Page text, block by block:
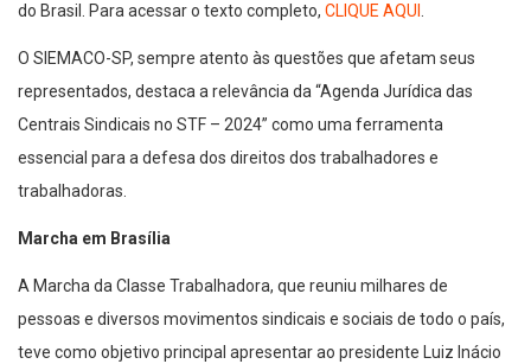
do Brasil. Para acessar o texto completo, CLIQUE AQUI .
O SIEMACO-SP, sempre atento às questões que afetam seus
representados, destaca a relevância da “Agenda Jurídica das
Centrais Sindicais no STF – 2024” como uma ferramenta
essencial para a defesa dos direitos dos trabalhadores e
trabalhadoras.
Marcha em Brasília
A Marcha da Classe Trabalhadora, que reuniu milhares de
pessoas e diversos movimentos sindicais e sociais de todo o país,
teve como objetivo principal apresentar ao presidente Luiz Inácio